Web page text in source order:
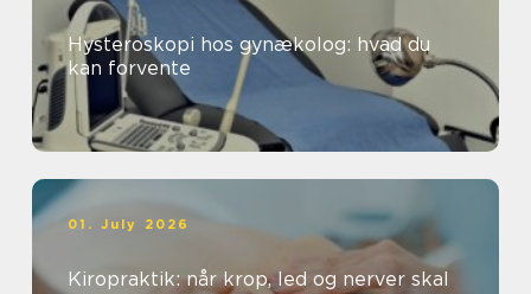
Hysteroskopi hos gynækolog: hvad du
kan forvente
01. July 2026
Kiropraktik: når krop, led og nerver skal